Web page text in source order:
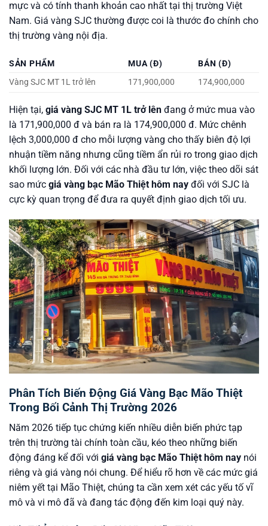
mực và có tính thanh khoản cao nhất tại thị trường Việt
Nam. Giá vàng SJC thường được coi là thước đo chính cho
thị trường vàng nội địa.
SẢN PHẨM MUA (Đ)
BÁN (Đ)
Vàng SJC MT 1L trở lên
171,900,000 174,900,000
Hiện tại, giá vàng SJC MT 1L trở lên đang ở mức mua vào
là 171,900,000 đ và bán ra là 174,900,000 đ. Mức chênh
lệch 3,000,000 đ cho mỗi lượng vàng cho thấy biên độ lợi
nhuận tiềm năng nhưng cũng tiềm ẩn rủi ro trong giao dịch
khối lượng lớn. Đối với các nhà đầu tư lớn, việc theo dõi sát
sao mức giá vàng bạc Mão Thiệt hôm nay đối với SJC là
cực kỳ quan trọng để đưa ra quyết định giao dịch tối ưu.
Phân Tích Biến Động Giá Vàng Bạc Mão Thiệt
Trong Bối Cảnh Thị Trường 2026
Năm 2026 tiếp tục chứng kiến nhiều diễn biến phức tạp
trên thị trường tài chính toàn cầu, kéo theo những biến
động đáng kể đối với giá vàng bạc Mão Thiệt hôm nay nói
riêng và giá vàng nói chung. Để hiểu rõ hơn về các mức giá
niêm yết tại Mão Thiệt, chúng ta cần xem xét các yếu tố vĩ
mô và vi mô đã và đang tác động đến kim loại quý này.